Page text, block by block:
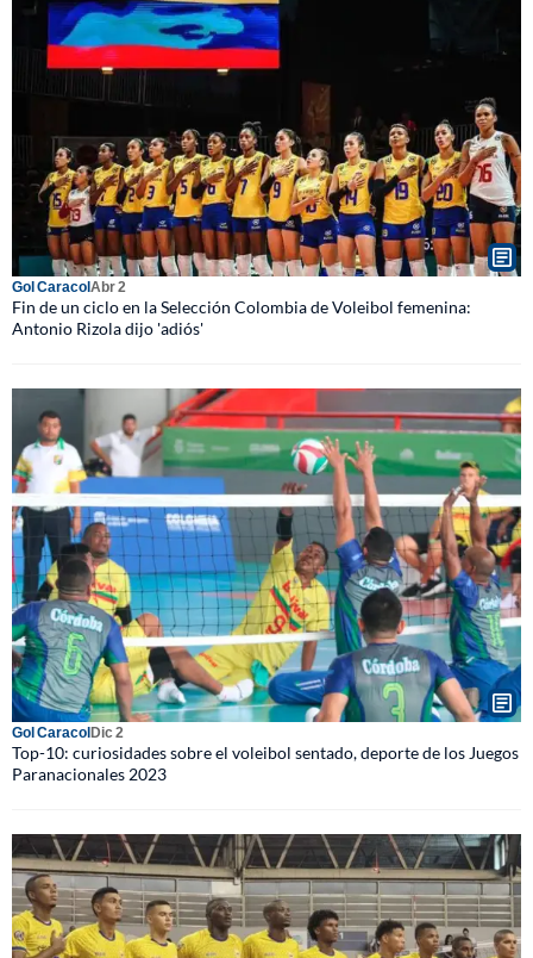
Gol CaracolAbr 2
Fin de un ciclo en la Selección Colombia de Voleibol femenina:
Antonio Rizola dijo 'adiós'
Gol CaracolDic 2
Top-10: curiosidades sobre el voleibol sentado, deporte de los Juegos
Paranacionales 2023